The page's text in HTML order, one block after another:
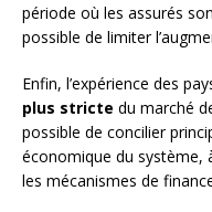
période où les assurés
possible de limiter
Enfin, l’expérience des
plus stricte du marché
possible de concilier
économique du système,
les mécanismes de